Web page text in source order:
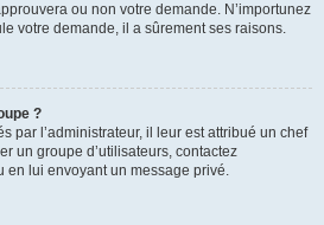
ou non votre demande. N’importunez
votre demande, il a sûrement ses raisons.
?
par l’administrateur, il leur est attribué un chef
un groupe d’utilisateurs, contactez
en lui envoyant un message privé.